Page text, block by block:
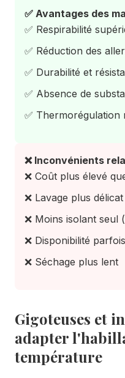
✅ Avantages des
✅ Respirabilité
✅ Réduction des
✅ Durabilité et
✅ Absence de
✅ Thermorégulation
❌ Inconvénients
❌ Coût plus élevé
❌ Lavage plus
❌ Moins isolant seul
❌ Disponibilité
❌ Séchage plus lent
Gigoteuses et
adapter
température